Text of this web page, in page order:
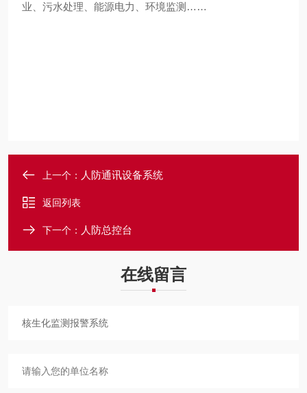
业、污水处理、能源电力、环境监测……
上一个： 人防通讯设备系统
返回列表
下一个： 人防总控台
在线留言